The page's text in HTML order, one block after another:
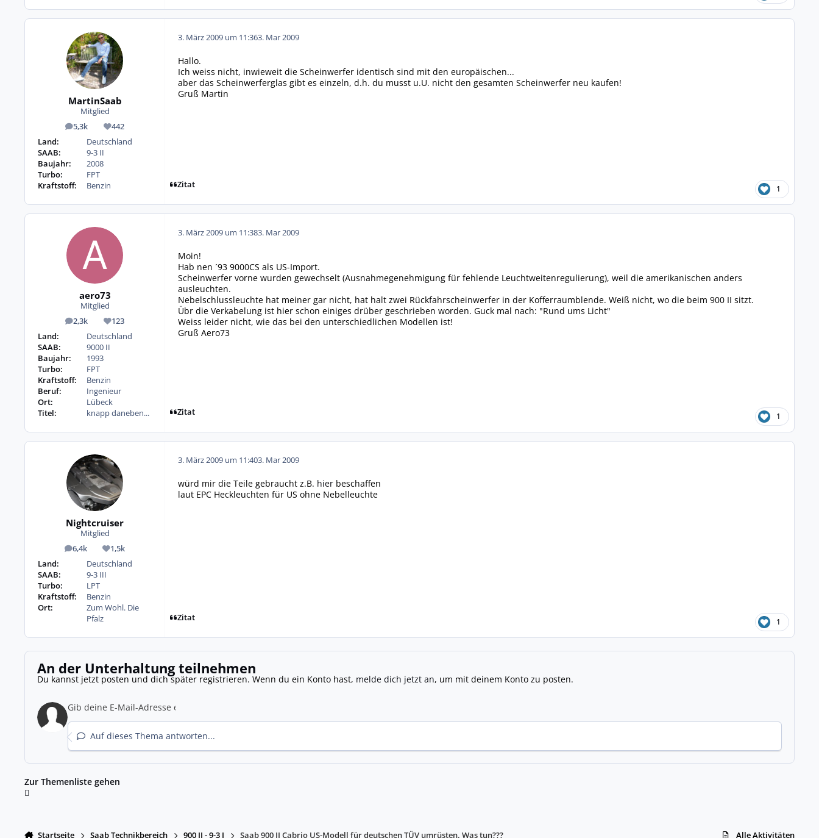
MartinSaab
Mitglied
5,3k
Beiträge 442
Reputation
Land:
Deutschland
SAAB:
9-3 II
Baujahr:
2008
Turbo:
FPT
Kraftstoff:
Benzin
3. März 2009 um 11:363. Mar 2009
Hallo.
Ich weiss nicht, inwieweit die Scheinwerfer identisch sind mit den europäischen...
aber das Scheinwerferglas gibt es einzeln, d.h. du musst u.U. nicht den gesamten Scheinwerfer neu kaufen!
Gruß Martin
Zitat 1
aero73
Mitglied
2,3k
Beiträge 123
Reputation
Land:
Deutschland
SAAB:
9000 II
Baujahr:
1993
Turbo:
FPT
Kraftstoff:
Benzin
Beruf:
Ingenieur
Ort:
Lübeck
Titel:
knapp daneben...
3. März 2009 um 11:383. Mar 2009
Moin!
Hab nen ´93 9000CS als US-Import.
Scheinwerfer vorne wurden gewechselt (Ausnahmegenehmigung für fehlende Leuchtweitenregulierung), weil die amerikanischen anders
ausleuchten.
Nebelschlussleuchte hat meiner gar nicht, hat halt zwei Rückfahrscheinwerfer in der Kofferraumblende. Weiß nicht, wo die beim 900 II sitzt.
Übr die Verkabelung ist hier schon einiges drüber geschrieben worden. Guck mal nach: "Rund ums Licht"
Weiss leider nicht, wie das bei den unterschiedlichen Modellen ist!
Gruß Aero73
Zitat 1
Nightcruiser
Mitglied
6,4k
Beiträge 1,5k
Reputation
Land:
Deutschland
SAAB:
9-3 III
Turbo:
LPT
Kraftstoff:
Benzin
Ort:
Zum Wohl. Die
Pfalz
3. März 2009 um 11:403. Mar 2009
würd mir die Teile gebraucht z.B. hier beschaffen
laut EPC Heckleuchten für US ohne Nebelleuchte
Zitat 1
An der Unterhaltung teilnehmen
Du kannst jetzt posten und dich später registrieren. Wenn du ein Konto hast, melde dich jetzt an, um mit deinem Konto zu posten.
Auf dieses Thema antworten...
Zur Themenliste gehen
Startseite Saab Technikbereich 900 II - 9-3 I Saab 900 II Cabrio US-Modell für deutschen TÜV umrüsten. Was tun??? Alle Aktivitäten